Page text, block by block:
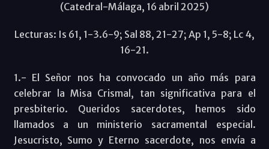
(Catedral-Málaga, 16 abril 2025)
Lecturas: Is 61, 1-3.6-9; Sal 88, 21-27; Ap 1, 5-8; Lc 4,
16-21.
1.- El Señor nos ha convocado un año más para
celebrar la Misa Crismal, tan significativa para el
presbiterio. Queridos sacerdotes, hemos sido
llamados a un ministerio sacramental especial.
Jesucristo, Sumo y Eterno sacerdote, nos envía a